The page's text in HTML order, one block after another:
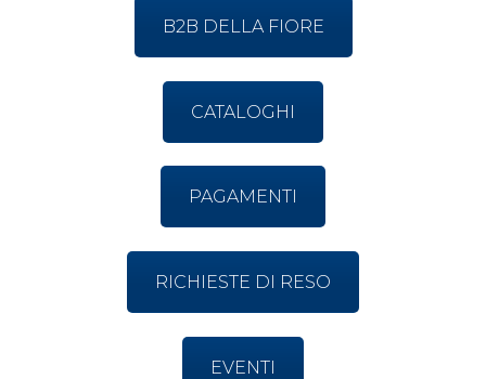
B2B DELLA FIORE
CATALOGHI
PAGAMENTI
RICHIESTE DI RESO
EVENTI